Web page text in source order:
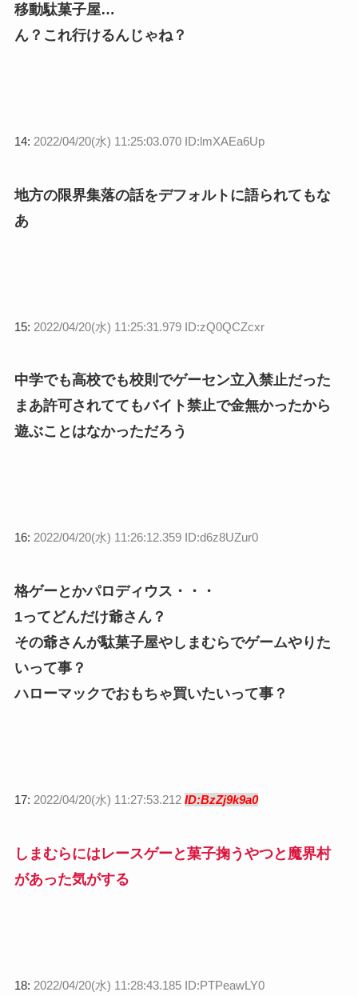
移動駄菓子屋…
ん？これ行けるんじゃね？
14: 2022/04/20(水) 11:25:03.070 ID:lmXAEa6Up
地方の限界集落の話をデフォルトに語られてもな
あ
15: 2022/04/20(水) 11:25:31.979 ID:zQ0QCZcxr
中学でも高校でも校則でゲーセン立入禁止だった
まあ許可されててもバイト禁止で金無かったから
遊ぶことはなかっただろう
16: 2022/04/20(水) 11:26:12.359 ID:d6z8UZur0
格ゲーとかパロディウス・・・
1ってどんだけ爺さん？
その爺さんが駄菓子屋やしまむらでゲームやりた
いって事？
ハローマックでおもちゃ買いたいって事？
17: 2022/04/20(水) 11:27:53.212 ID:BzZj9k9a0
しまむらにはレースゲーと菓子掬うやつと魔界村
があった気がする
18: 2022/04/20(水) 11:28:43.185 ID:PTPeawLY0